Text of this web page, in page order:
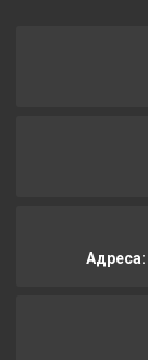
Адреса: